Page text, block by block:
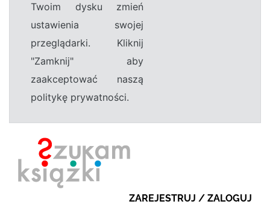
Twoim dysku zmień
ustawienia swojej
przeglądarki. Kliknij
"Zamknij" aby
zaakceptować naszą
politykę prywatności.
ZAREJESTRUJ / ZALOGUJ